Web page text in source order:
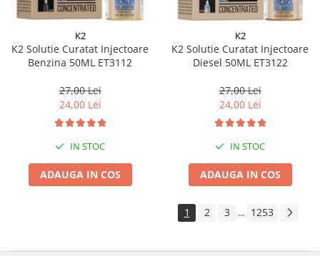
K2
K2 Solutie Curatat Injectoare
Benzina 50ML ET3112
27,00 Lei
24,00 Lei
IN STOC
ADAUGA IN COS
K2
K2 Solutie Curatat Injectoare
Diesel 50ML ET3122
27,00 Lei
24,00 Lei
IN STOC
ADAUGA IN COS
1 2 3 ... 1253